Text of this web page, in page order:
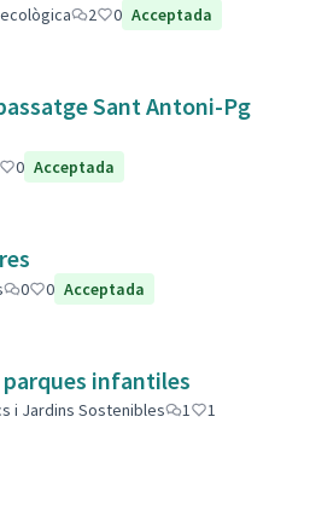
2 0 Acceptada
Sant Antoni-Pg
0 Acceptada
0 0 Acceptada
parques infantiles
i Jardins Sostenibles 1
1